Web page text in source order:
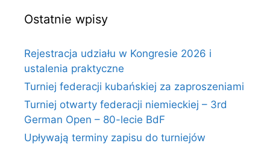
Ostatnie wpisy
Rejestracja udziału w Kongresie 2026 i
ustalenia praktyczne
Turniej federacji kubańskiej za zaproszeniami
Turniej otwarty federacji niemieckiej – 3rd
German Open – 80-lecie BdF
Upływają terminy zapisu do turniejów